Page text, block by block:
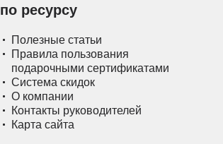
по ресурсу
Полезные статьи
Правила пользования
подарочными сертификатами
Система скидок
О компании
Контакты руководителей
Карта сайта